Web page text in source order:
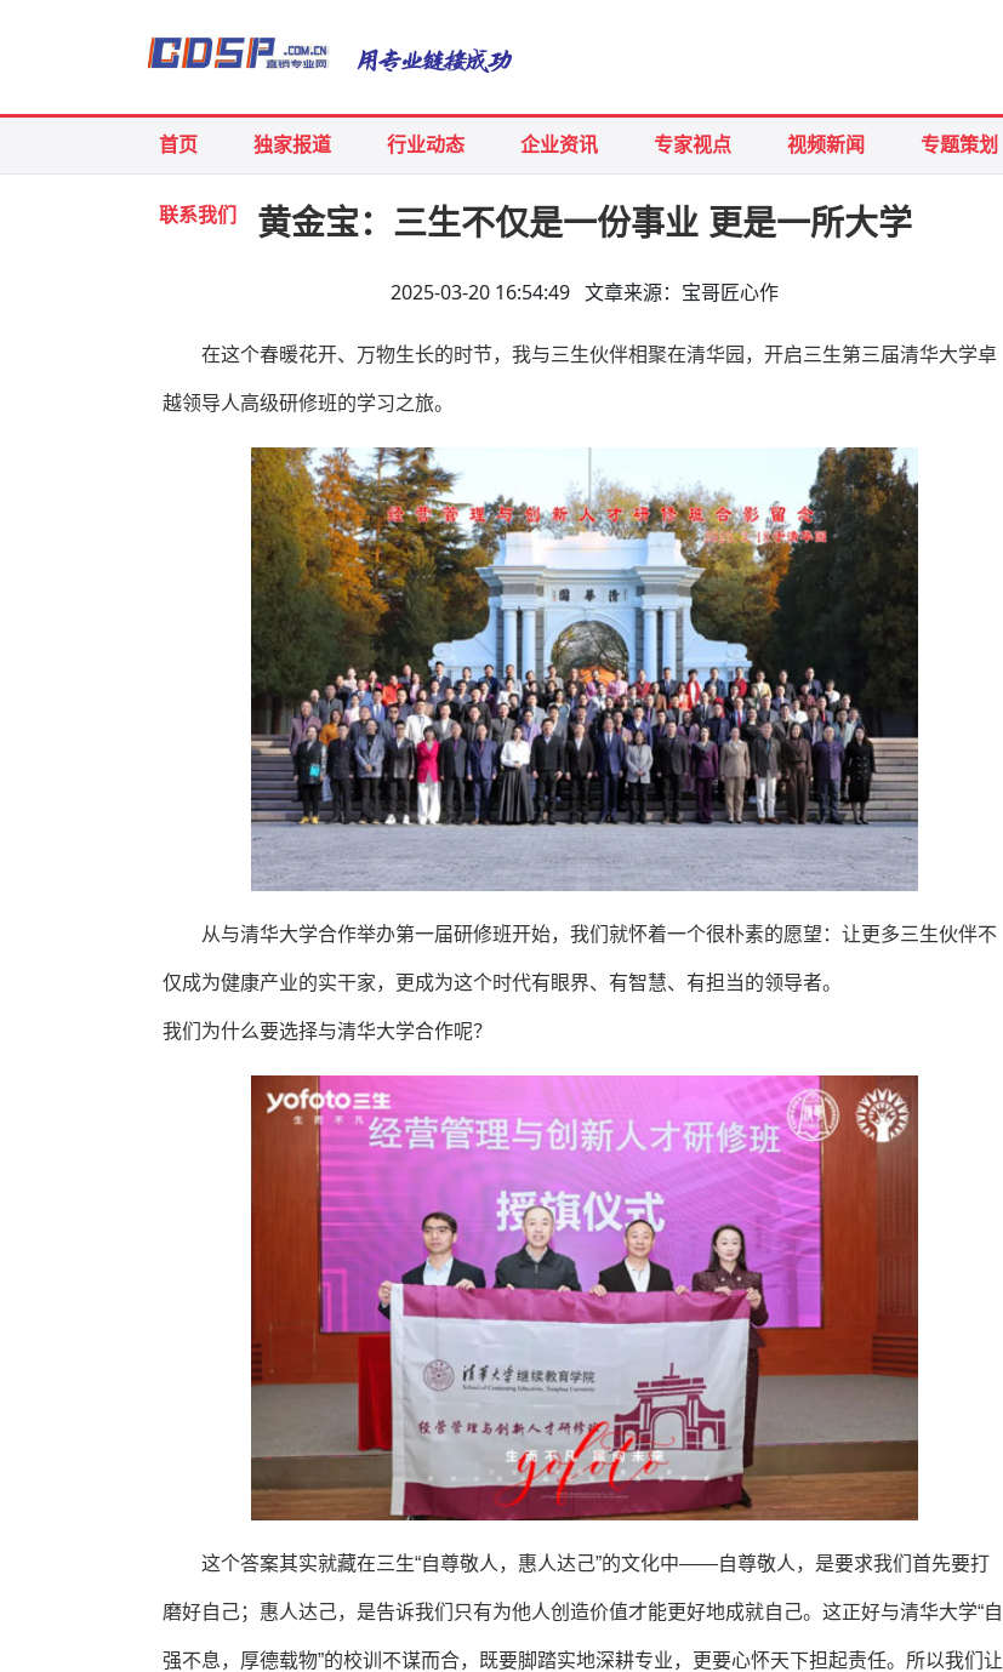
首页 独家报道 行业动态 企业资讯 专家视点 视频新闻 专题策划
联系我们 黄金宝：三生不仅是一份事业 更是一所大学
2025-03-20 16:54:49 文章来源：宝哥匠心作
在这个春暖花开、万物生长的时节，我与三生伙伴相聚在清华园，开启三生第三届清华大学卓
越领导人高级研修班的学习之旅。
从与清华大学合作举办第一届研修班开始，我们就怀着一个很朴素的愿望：让更多三生伙伴不
仅成为健康产业的实干家，更成为这个时代有眼界、有智慧、有担当的领导者。
我们为什么要选择与清华大学合作呢？
这个答案其实就藏在三生“自尊敬人，惠人达己”的文化中——自尊敬人，是要求我们首先要打
磨好自己；惠人达己，是告诉我们只有为他人创造价值才能更好地成就自己。这正好与清华大学“自
强不息，厚德载物”的校训不谋而合，既要脚踏实地深耕专业，更要心怀天下担起责任。所以我们让